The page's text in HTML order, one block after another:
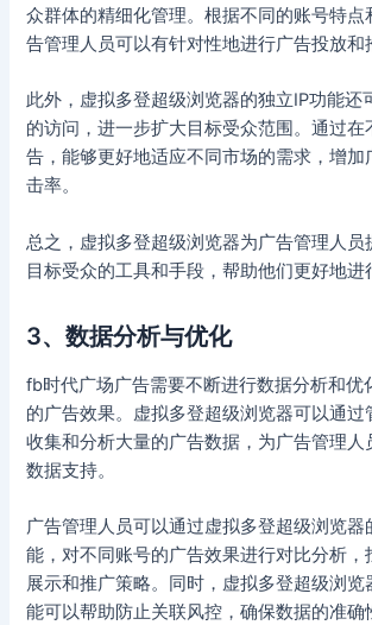
众群体的精细化管理。根据不同的账号特点
告管理人员可以有针对性地进行广告投放和
此外，虚拟多登超级浏览器的独立IP功能还
的访问，进一步扩大目标受众范围。通过在
告，能够更好地适应不同市场的需求，增加
击率。
总之，虚拟多登超级浏览器为广告管理人员
目标受众的工具和手段，帮助他们更好地进
3、数据分析与优化
fb时代广场广告需要不断进行数据分析和优
的广告效果。虚拟多登超级浏览器可以通过
收集和分析大量的广告数据，为广告管理人
数据支持。
广告管理人员可以通过虚拟多登超级浏览器
能，对不同账号的广告效果进行对比分析，
展示和推广策略。同时，虚拟多登超级浏览
能可以帮助防止关联风控，确保数据的准确